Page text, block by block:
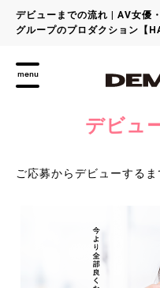
デビューまでの流れ | AV女優
グループのプロダクション【
menu
デビュ
ご応募からデビューする